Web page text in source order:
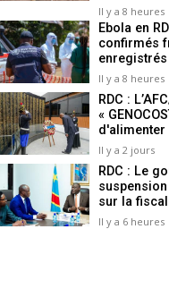
Il y a 8 heures
Ebola en
confirmés
Il y a 8 heures
RDC :
«
Il y a 2 jours
RDC : Le
sur la
Il y a 6 heures